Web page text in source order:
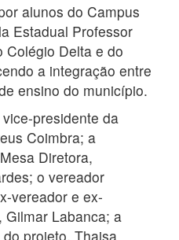
alunos do Campus
Estadual Professor
Colégio Delta e do
a integração entre
ensino do município.
presidente da
Coimbra; a
Diretora,
o vereador
vereador e ex-
Gilmar Labanca; a
projeto, Thaisa